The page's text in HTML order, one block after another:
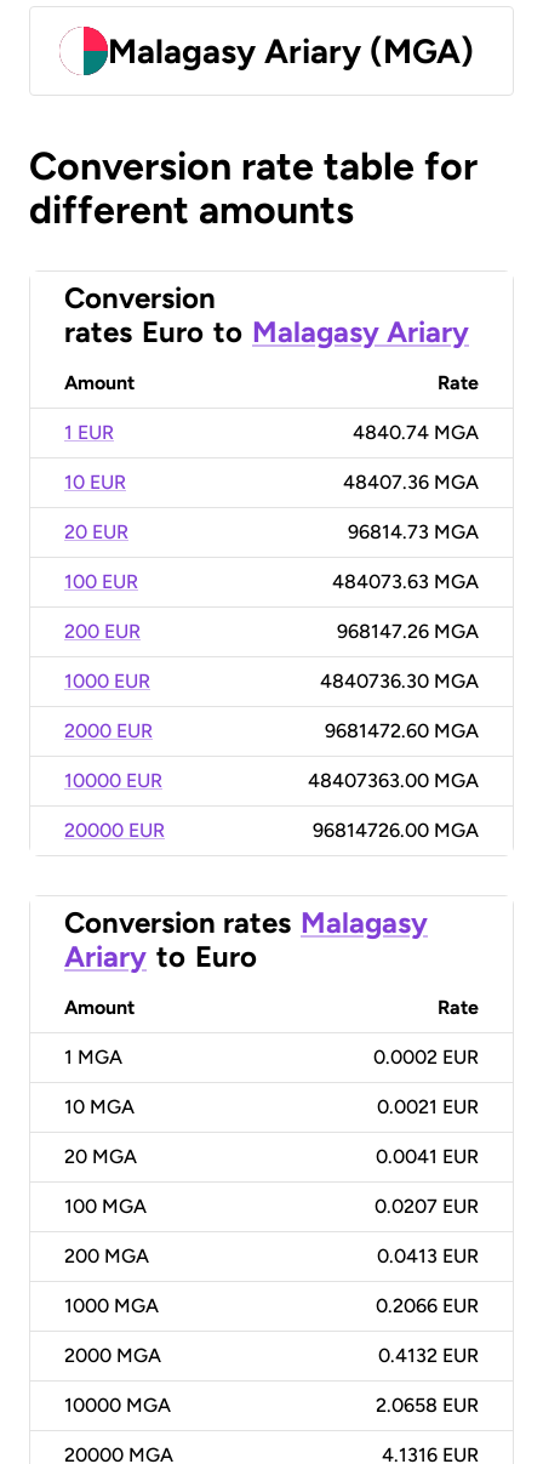
Malagasy Ariary (MGA)
Conversion rate table for
different amounts
Conversion
rates Euro to Malagasy Ariary
Amount Rate
1 EUR 4840.74 MGA
10 EUR 48407.36 MGA
20 EUR 96814.73 MGA
100 EUR 484073.63 MGA
200 EUR 968147.26 MGA
1000 EUR 4840736.30 MGA
2000 EUR 9681472.60 MGA
10000 EUR 48407363.00 MGA
20000 EUR 96814726.00 MGA
Conversion rates Malagasy
Ariary to Euro
Amount Rate
1 MGA 0.0002 EUR
10 MGA 0.0021 EUR
20 MGA 0.0041 EUR
100 MGA 0.0207 EUR
200 MGA 0.0413 EUR
1000 MGA 0.2066 EUR
2000 MGA 0.4132 EUR
10000 MGA 2.0658 EUR
20000 MGA 4.1316 EUR